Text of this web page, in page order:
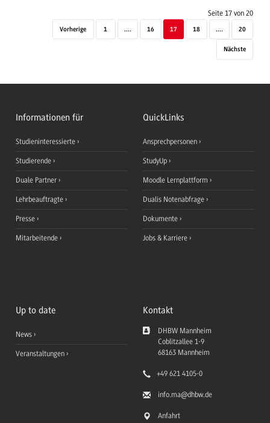
Seite 17 von 20
Vorherige 1 .... 16 17 18 .... 20
Nächste
Informationen für
Studieninteressierte
Studierende
Duale Partner
Lehrbeauftragte
Presse
Mitarbeitende
QuickLinks
Ansprechpersonen
StudyUp
Moodle Lernplattform
Dualis Notenabfrage
Dokumente
Jobs & Karriere
Up to date
News
Veranstaltungen
Kontakt
DHBW Mannheim
Coblitzallee 1-9
68163 Mannheim
+49 621 4105-0
info.ma@dhbw.de
Anfahrt